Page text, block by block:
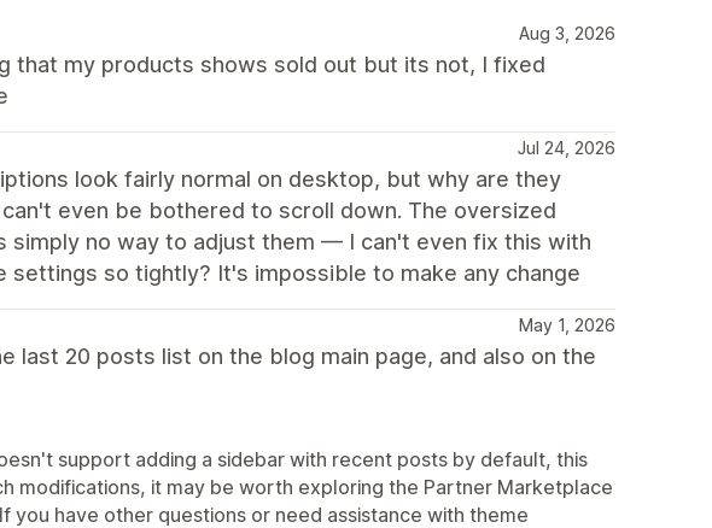
Aug 3, 2026
that my products shows sold out but its not, I fixed
Jul 24, 2026
look fairly normal on desktop, but why are they
even be bothered to scroll down. The oversized
simply no way to adjust them — I can't even fix this with
settings so tightly? It's impossible to make any change
May 1, 2026
last 20 posts list on the blog main page, and also on the
support adding a sidebar with recent posts by default, this
modifications, it may be worth exploring the Partner Marketplace
have other questions or need assistance with theme